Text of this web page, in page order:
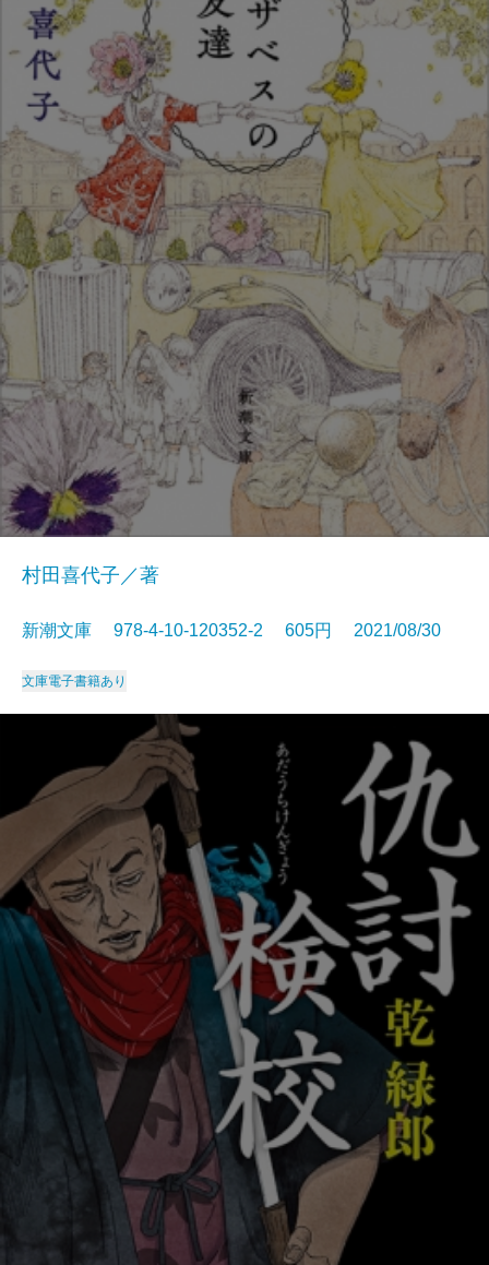
村田喜代子／著
新潮文庫 978-4-10-120352-2 605円 2021/08/30
文庫電子書籍あり